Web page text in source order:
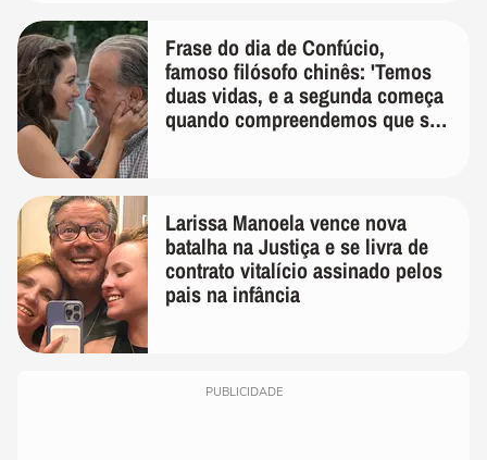
Frase do dia de Confúcio,
famoso filósofo chinês: 'Temos
duas vidas, e a segunda começa
quando compreendemos que só
Larissa Manoela vence nova
batalha na Justiça e se livra de
contrato vitalício assinado pelos
pais na infância
PUBLICIDADE